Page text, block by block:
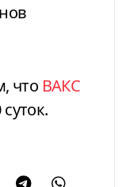
что ВАКС